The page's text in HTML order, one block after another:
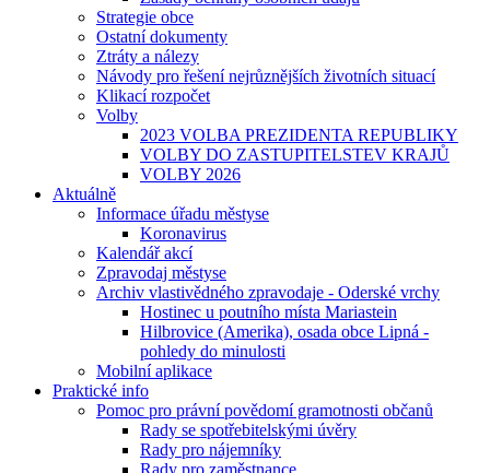
Strategie obce
Ostatní dokumenty
Ztráty a nálezy
Návody pro řešení nejrůznějších životních situací
Klikací rozpočet
Volby
2023 VOLBA PREZIDENTA REPUBLIKY
VOLBY DO ZASTUPITELSTEV KRAJŮ
VOLBY 2026
Aktuálně
Informace úřadu městyse
Koronavirus
Kalendář akcí
Zpravodaj městyse
Archiv vlastivědného zpravodaje - Oderské vrchy
Hostinec u poutního místa Mariastein
Hilbrovice (Amerika), osada obce Lipná -
pohledy do minulosti
Mobilní aplikace
Praktické info
Pomoc pro právní povědomí gramotnosti občanů
Rady se spotřebitelskými úvěry
Rady pro nájemníky
Rady pro zaměstnance